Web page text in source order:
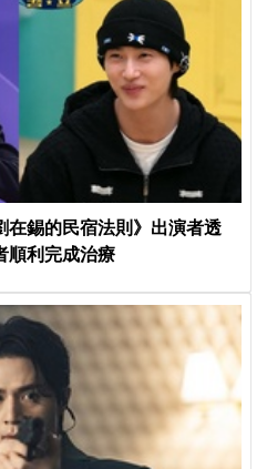
在錫的民宿法則》出演者透
順利完成治療